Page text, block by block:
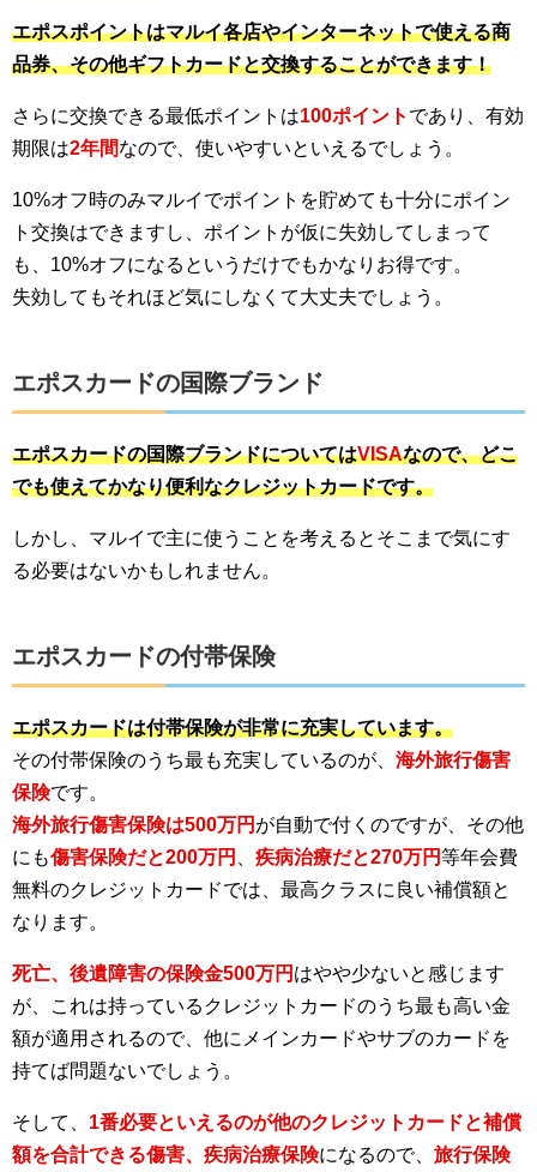
エポスポイントはマルイ各店やインターネットで使える商
品券、その他ギフトカードと交換することができます！
さらに交換できる最低ポイントは100ポイント であり、有効
期限は2年間なので、使いやすいといえるでしょう。
10%オフ時のみマルイでポイントを貯めても十分にポイン
ト交換はできますし、ポイントが仮に失効してしまって
も、10%オフになるというだけでもかなりお得です。
失効してもそれほど気にしなくて大丈夫でしょう。
エポスカードの国際ブランド
エポスカードの国際ブランドについてはVISAなので、どこ
でも使えてかなり便利なクレジットカードです。
しかし、マルイで主に使うことを考えるとそこまで気にす
る必要はないかもしれません。
エポスカードの付帯保険
エポスカードは付帯保険が非常に充実しています。
その付帯保険のうち最も充実しているのが、 海外旅行傷害
保険です。
海外旅行傷害保険は500万円 が自動で付くのですが、その他
にも傷害保険だと200万円 疾病治療だと270万円等年会費
無料のクレジットカードでは、最高クラスに良い補償額と
なります。
死亡、後遺障害の保険金500万円 はやや少ないと感じます
が、これは持っているクレジットカードのうち最も高い金
額が適用されるので、他にメインカードやサブのカードを
持てば問題ないでしょう。
そして、 1番必要といえるのが他のクレジットカードと補償
額を合計できる傷害、疾病治療保険になるので、 旅行保険